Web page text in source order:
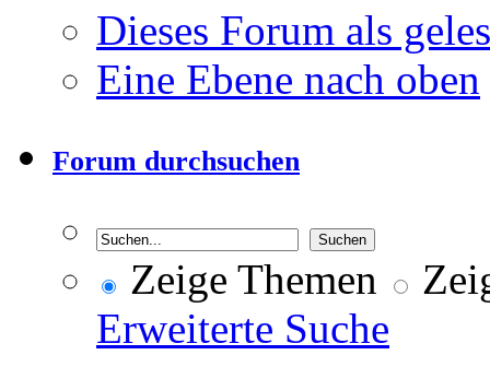
Dieses Forum als
Eine Ebene nach oben
Forum durchsuchen
Zeige Themen
Erweiterte Suche